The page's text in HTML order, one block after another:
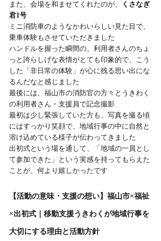
また、会場を和ませてくれたのが、
くさなぎ
君1号
ミニ消防車のようなかわいらしい見た目で、
乗車体験もさせていただきました
ハンドルを握った瞬間の、利用者さんのちょ
っと誇らしげな表情がとても印象的で、こう
した「非日常の体験」が心に残る思い出にな
るんだなと感じました
最後には、福山市の消防官の方々とうきわく
の利用者さん・支援員で記念撮影
最初は少し緊張していた方も、写真を撮る頃
にはすっかり笑顔で、地域行事の中に自然と
溶け込めている様子が伝わってきました
出初式という場を通して、「地域の一員とし
て参加できた」という実感を持ってもらえた
ことが、何より嬉しかったです
【活動の意味・支援の想い】福山市×福祉
×出初式｜移動支援うきわくが地域行事を
大切にする理由と活動方針